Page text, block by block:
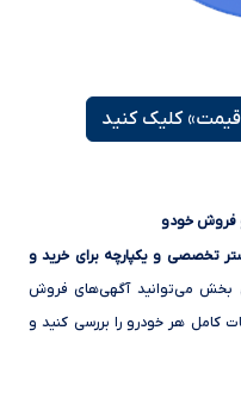
کلیک کنید
فروش خودو
تخصصی و یکپارچه برای خرید و
بخش می‌توانید آگهی‌های فروش
کامل هر خودرو را بررسی کنید و